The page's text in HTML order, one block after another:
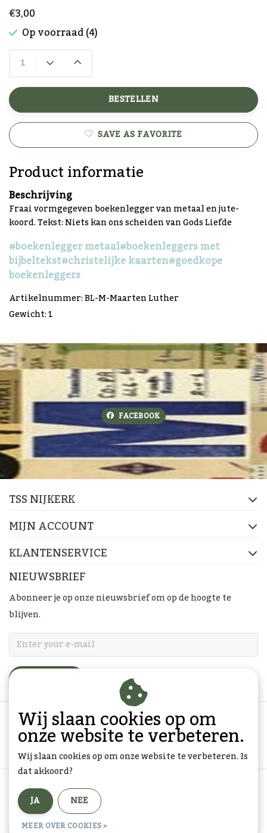
€3,00
Op voorraad (4)
BESTELLEN
SAVE AS FAVORITE
Product informatie
Beschrijving
Fraai vormgegeven boekenlegger van metaal en jute-
koord. Tekst: Niets kan ons scheiden van Gods Liefde
#boekenlegger metaal#boekenleggers met
bijbeltekst#christelijke kaarten#goedkope
boekenleggers
Artikelnummer: BL-M-Maarten Luther
Gewicht: 1
FACEBOOK
TSS NIJKERK
MIJN ACCOUNT
KLANTENSERVICE
NIEUWSBRIEF
Abonneer je op onze nieuwsbrief om op de hoogte te
blijven.
Algemene voorwaarden
© Copyright 2026 - Goedkope-Ansichtkaarten.nl | Realisatie
Wij slaan cookies op om
onze website te verbeteren.
Wij slaan cookies op om onze website te verbeteren. Is
dat akkoord?
JA
NEE
MEER OVER COOKIES »